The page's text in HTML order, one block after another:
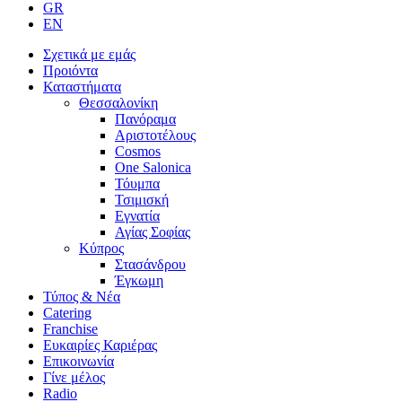
Σχετικά με εμάς
Προιόντα
Καταστήματα
Θεσσαλονίκη
Πανόραμα
Αριστοτέλους
Cosmos
One Salonica
Τόυμπα
Τσιμισκή
Εγνατία
Αγίας Σοφίας
Κύπρος
Στασάνδρου
Έγκωμη
Τύπος & Νέα
Catering
Franchise
Ευκαιρίες Καριέρας
Επικοινωνία
Γίνε μέλος
Radio